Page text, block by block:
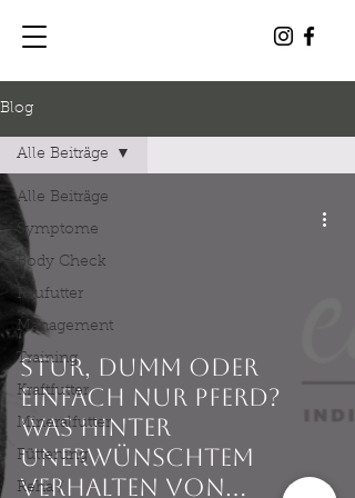
Blog
Alle Beiträge
Symptome
Body Check
Raufutter
Management
Training
Kraftfutter
Mineralfutter
Fütterung
Reha /
Alle Beiträge
Stur, dumm oder
einfach nur Pferd?
Was hinter
unerwünschtem
Verhalten von